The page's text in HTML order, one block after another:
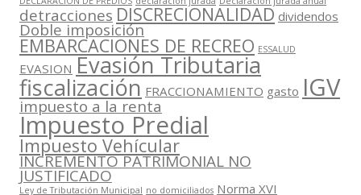
detracciones DISCRECIONALIDAD dividendos
Doble imposición
EMBARCACIONES DE RECREO ESSALUD
EVASION Evasión Tributaria
fiscalización FRACCIONAMIENTO gasto IGV
impuesto a la renta
Impuesto Predial
Impuesto Vehícular
INCREMENTO PATRIMONIAL NO
JUSTIFICADO
Ley de Tributación Municipal no domiciliados Norma XVI